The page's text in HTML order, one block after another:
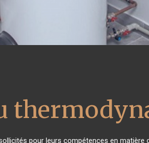
pour leurs compétences en